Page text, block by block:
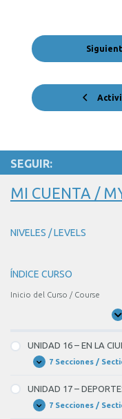
SEGUIR:
MI CUENTA /
NIVELES / LEVELS
ÍNDICE CURSO
Inicio del Curso / Course
UNIDAD 16 – EN LA
Expandir
UNIDAD
–
EN
LA
CIUDAD
7 Secciones /
UNIDAD 17 –
Expandir
UNIDAD7 Secciones /